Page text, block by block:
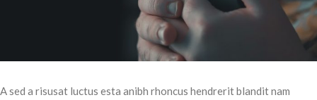
A sed a risusat luctus esta anibh rhoncus hendrerit blandit nam